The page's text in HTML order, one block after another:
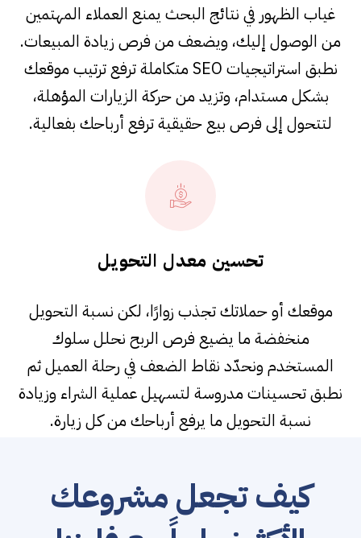
غياب الظهور في نتائج البحث يمنع العملاء المهتمين
من الوصول إليك، ويضعف من فرص زيادة المبيعات.
نطبق استراتيجيات SEO متكاملة ترفع ترتيب موقعك
بشكل مستدام، وتزيد من حركة الزيارات المؤهلة،
لتتحول إلى فرص بيع حقيقية ترفع أرباحك بفعالية.
تحسين معدل التحويل
موقعك أو حملاتك تجذب زوارًا، لكن نسبة التحويل
منخفضة ما يضيع فرص الربح نحلل سلوك
المستخدم ونحدّد نقاط الضعف في رحلة العميل ثم
نطبق تحسينات مدروسة لتسهيل عملية الشراء وزيادة
نسبة التحويل ما يرفع أرباحك من كل زيارة.
كيف تجعل مشروعك